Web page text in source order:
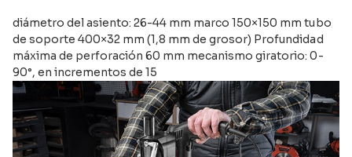
diámetro del asiento: 26-44 mm marco 150×150 mm tubo
de soporte 400×32 mm (1,8 mm de grosor) Profundidad
máxima de perforación 60 mm mecanismo giratorio: 0-
90°, en incrementos de 15